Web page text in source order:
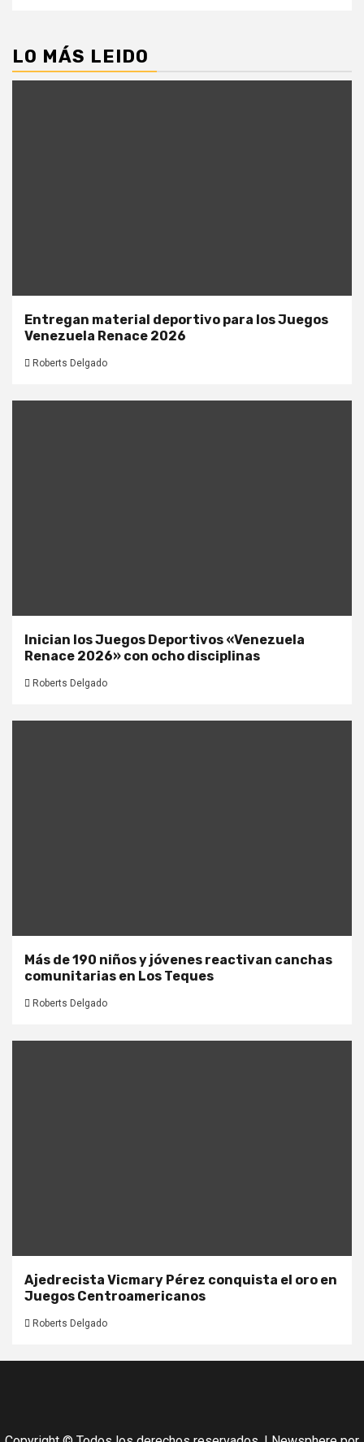
LO MÁS LEIDO
Entregan material deportivo para los Juegos
Venezuela Renace 2026
Roberts Delgado
Inician los Juegos Deportivos «Venezuela
Renace 2026» con ocho disciplinas
Roberts Delgado
Más de 190 niños y jóvenes reactivan canchas
comunitarias en Los Teques
Roberts Delgado
Ajedrecista Vicmary Pérez conquista el oro en
Juegos Centroamericanos
Roberts Delgado